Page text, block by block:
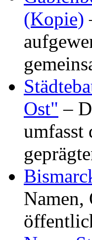
(Kopie)
Ost" –
umfasst